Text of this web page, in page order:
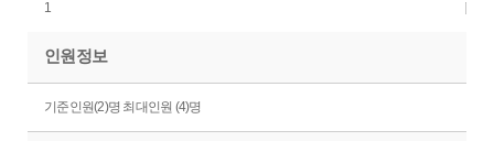
1
인원정보
기준인원(2)명 최대인원 (4)명